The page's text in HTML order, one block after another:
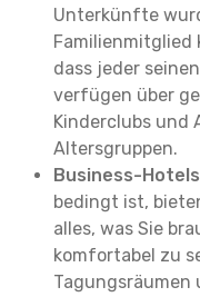
Unterkünfte
Familienmitglied
dass jeder
verfügen über
Kinderclubs
Altersgruppen.
Business-
bedingt ist,
alles, was Sie
komfortabel zu
Tagungsräumen